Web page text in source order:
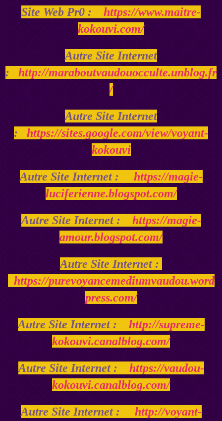
Site Web Pr0 : https://www.maitre-
kokouvi.com/
Autre Site Internet
: http://maraboutvaudouocculte.unblog.fr
/
Autre Site Internet
: https://sites.google.com/view/voyant-
kokouvi
Autre Site Internet : https://magie-
luciferienne.blogspot.com/
Autre Site Internet : https://magie-
amour.blogspot.com/
Autre Site Internet :
https://purevoyancemediumvaudou.word
press.com/
Autre Site Internet : http://supreme-
kokouvi.canalblog.com/
Autre Site Internet : https://vaudou-
kokouvi.canalblog.com/
Autre Site Internet : http://voyant-